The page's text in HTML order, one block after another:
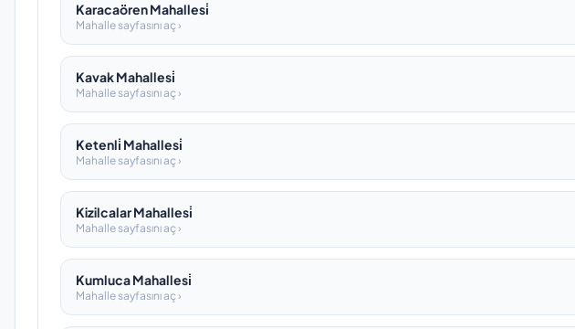
Karacaören Mahallesi̇
Mahalle sayfasını aç ›
Kavak Mahallesi̇
Mahalle sayfasını aç ›
Ketenli̇ Mahallesi̇
Mahalle sayfasını aç ›
Kizilcalar Mahallesi̇
Mahalle sayfasını aç ›
Kumluca Mahallesi̇
Mahalle sayfasını aç ›